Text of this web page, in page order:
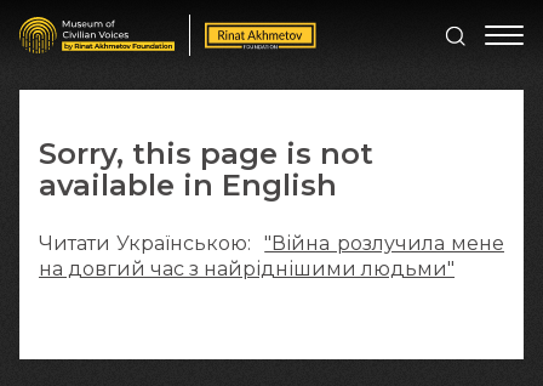
Sorry, this page is not
available in English
Читати Українською:"Війна розлучила мене
на довгий час з найріднішими людьми"